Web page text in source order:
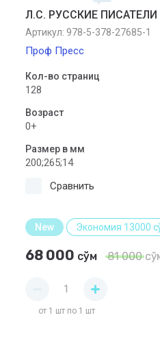
Л.С. РУССКИЕ
Артикул: 978-5-378-27685-1
Проф Пресс
Кол-во страниц
128
Возраст
0+
Размер в мм
200;265;14
Сравнить
New Экономия 13000
68 000 сўм 81 000
от 1 шт по 1 шт